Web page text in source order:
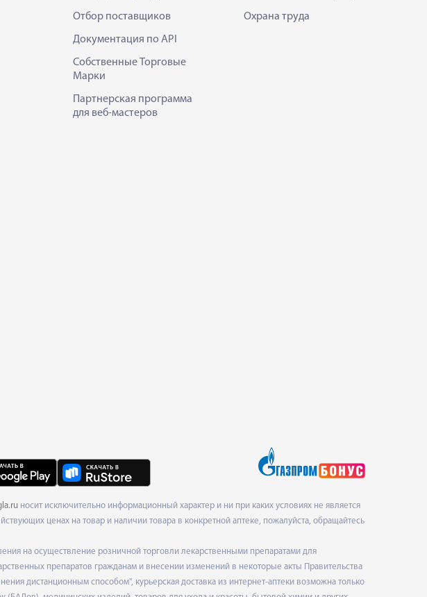
Отбор поставщиков
Документация по API
Собственные Торговые
Марки
Партнерская программа
для веб-мастеров
Охрана труда
носит исключительно информационный характер и ни при каких условиях не является
ценах на товар и наличии товара в конкретной аптеке, пожалуйста, обращайтесь
на осуществление розничной торговли лекарственными препаратами для
препаратов гражданам и внесении изменений в некоторые акты Правительства
дистанционным способом", курьерская доставка из интернет-аптеки возможна только